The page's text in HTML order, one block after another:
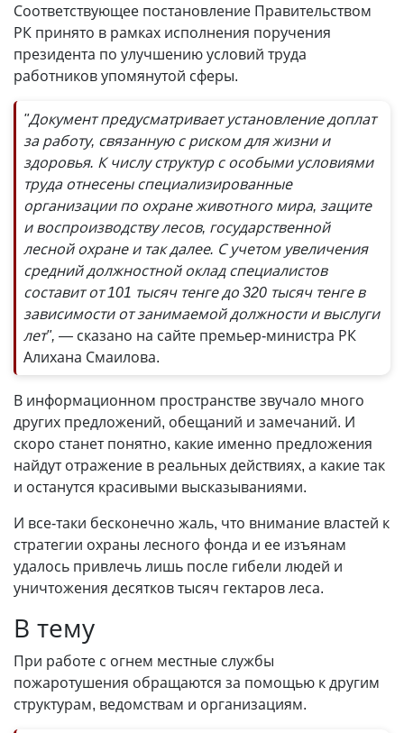
Соответствующее постановление Правительством
РК принято в рамках исполнения поручения
президента по улучшению условий труда
работников упомянутой сферы.
"Документ предусматривает установление доплат
за работу, связанную с риском для жизни и
здоровья. К числу структур с особыми условиями
труда отнесены специализированные
организации по охране животного мира, защите
и воспроизводству лесов, государственной
лесной охране и так далее. С учетом увеличения
средний должностной оклад специалистов
составит от 101 тысяч тенге до 320 тысяч тенге в
зависимости от занимаемой должности и выслуги
лет", — сказано на сайте премьер-министра РК
Алихана Смаилова.
В информационном пространстве звучало много
других предложений, обещаний и замечаний. И
скоро станет понятно, какие именно предложения
найдут отражение в реальных действиях, а какие так
и останутся красивыми высказываниями.
И все-таки бесконечно жаль, что внимание властей к
стратегии охраны лесного фонда и ее изъянам
удалось привлечь лишь после гибели людей и
уничтожения десятков тысяч гектаров леса.
В тему
При работе с огнем местные службы
пожаротушения обращаются за помощью к другим
структурам, ведомствам и организациям.